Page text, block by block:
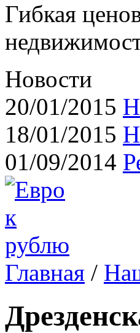
Гибкая
Новости
20/01/2015
18/01/2015
01/09/2014
Главная /